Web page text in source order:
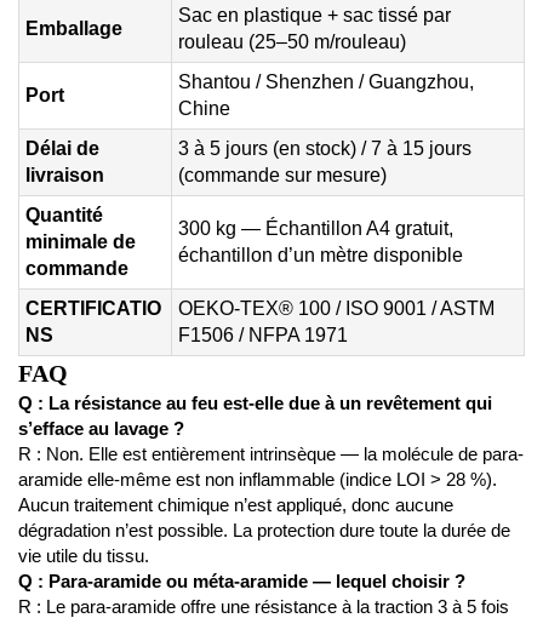
Emballage
Sac en plastique + sac tissé par
rouleau (25–50 m/rouleau)
Port
Shantou / Shenzhen / Guangzhou,
Chine
Délai de
livraison
3 à 5 jours (en stock) / 7 à 15 jours
(commande sur mesure)
Quantité
minimale de
commande
300 kg — Échantillon A4 gratuit,
échantillon d’un mètre disponible
CERTIFICATIO
NS
OEKO-TEX® 100 / ISO 9001 / ASTM
F1506 / NFPA 1971
FAQ
Q : La résistance au feu est-elle due à un revêtement qui
s’efface au lavage ?
R : Non. Elle est entièrement intrinsèque — la molécule de para-
aramide elle-même est non inflammable (indice LOI > 28 %).
Aucun traitement chimique n’est appliqué, donc aucune
dégradation n’est possible. La protection dure toute la durée de
vie utile du tissu.
Q : Para-aramide ou méta-aramide — lequel choisir ?
R : Le para-aramide offre une résistance à la traction 3 à 5 fois